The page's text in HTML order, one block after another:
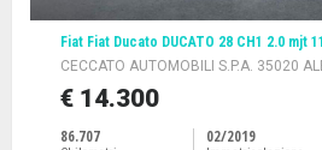
Fiat Fiat Ducato DUCATO 28 CH1 2.0 mjt
CECCATO AUTOMOBILI S.P.A. 35020
€ 14.300
86.707 02/2019